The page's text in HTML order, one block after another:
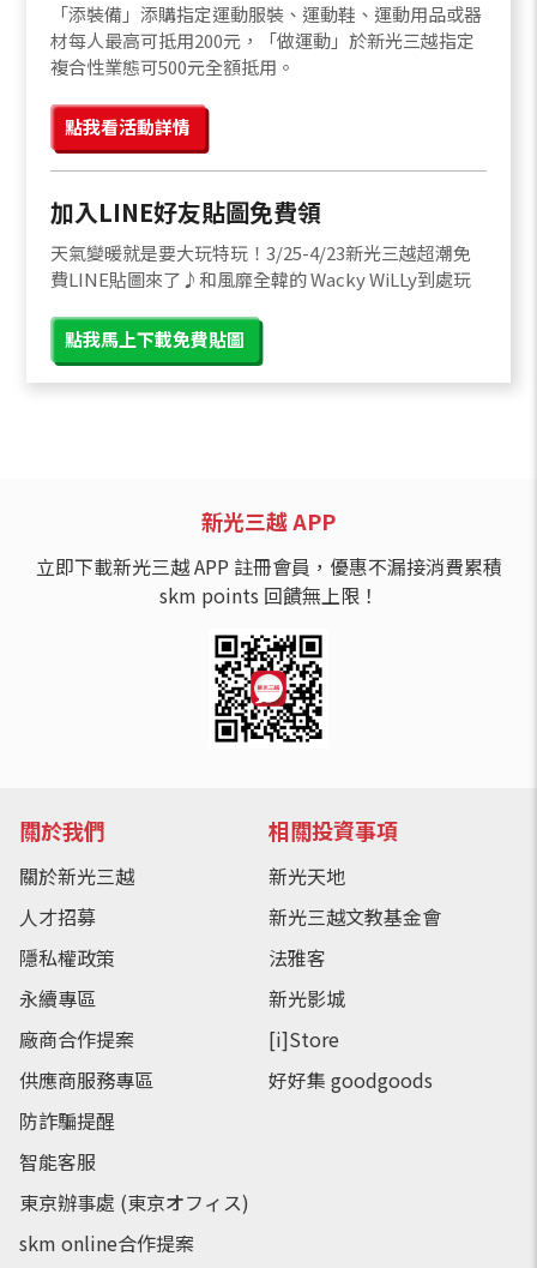
「添裝備」添購指定運動服裝、運動鞋、運動用品或器
材每人最高可抵用200元，「做運動」於新光三越指定
複合性業態可500元全額抵用。
點我看活動詳情
加入LINE好友貼圖免費領
天氣變暖就是要大玩特玩！3/25-4/23新光三越超潮免
費LINE貼圖來了♪和風靡全韓的 Wacky WiLLy到處玩
點我馬上下載免費貼圖
新光三越 APP
立即下載新光三越 APP 註冊會員，優惠不漏接消費累積
skm points 回饋無上限！
關於我們
關於新光三越
人才招募
隱私權政策
永續專區
廠商合作提案
供應商服務專區
防詐騙提醒
智能客服
東京辦事處 (東京オフィス)
skm online合作提案
相關投資事項
新光天地
新光三越文教基金會
法雅客
新光影城
[i]Store
好好集 goodgoods